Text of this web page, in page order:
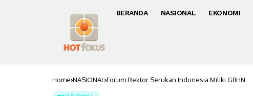
BERANDA NASIONAL EKONOMI
Home NASIONAL Forum Rektor Serukan Indonesia Miliki GBHN